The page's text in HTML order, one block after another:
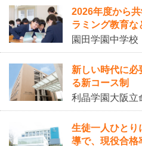
2026年度から
ラミング教育な
園田学園中学校
新しい時代に必
る新コース制
利晶学園大阪立
生徒一人ひとり
導で、現役合格